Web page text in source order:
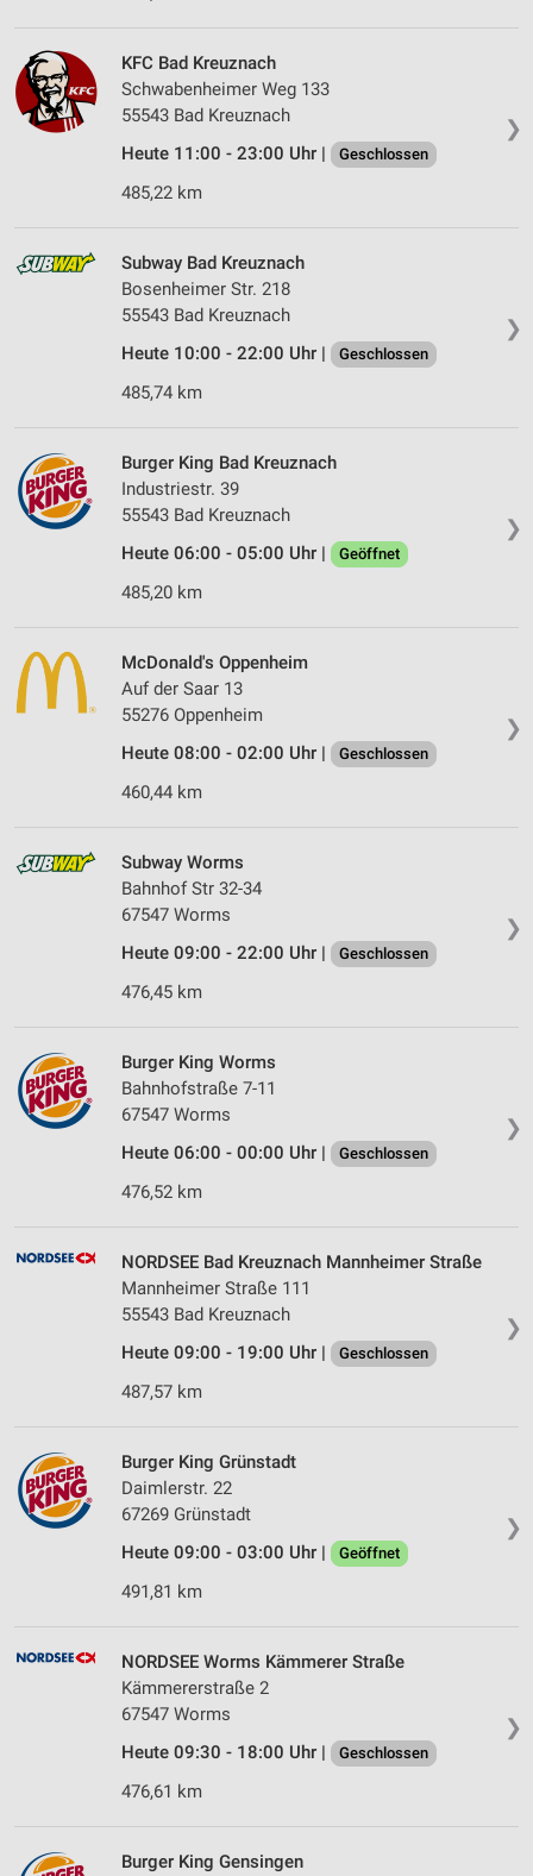
❯
KFC Bad Kreuznach
Schwabenheimer Weg 133
55543 Bad Kreuznach
Heute 11:00 - 23:00 Uhr |
Geschlossen
485,22 km
❯
Subway Bad Kreuznach
Bosenheimer Str. 218
55543 Bad Kreuznach
Heute 10:00 - 22:00 Uhr |
Geschlossen
485,74 km
❯
Burger King Bad Kreuznach
Industriestr. 39
55543 Bad Kreuznach
Heute 06:00 - 05:00 Uhr |
Geöffnet
485,20 km
❯
McDonald's Oppenheim
Auf der Saar 13
55276 Oppenheim
Heute 08:00 - 02:00 Uhr |
Geschlossen
460,44 km
❯
Subway Worms
Bahnhof Str 32-34
67547 Worms
Heute 09:00 - 22:00 Uhr |
Geschlossen
476,45 km
❯
Burger King Worms
Bahnhofstraße 7-11
67547 Worms
Heute 06:00 - 00:00 Uhr |
Geschlossen
476,52 km
❯
NORDSEE Bad Kreuznach Mannheimer Straße
Mannheimer Straße 111
55543 Bad Kreuznach
Heute 09:00 - 19:00 Uhr |
Geschlossen
487,57 km
❯
Burger King Grünstadt
Daimlerstr. 22
67269 Grünstadt
Heute 09:00 - 03:00 Uhr |
Geöffnet
491,81 km
❯
NORDSEE Worms Kämmerer Straße
Kämmererstraße 2
67547 Worms
Heute 09:30 - 18:00 Uhr |
Geschlossen
476,61 km
Burger King Gensingen